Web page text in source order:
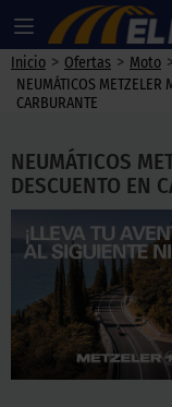
Inicio > Ofertas > Moto
NEUMÁTICOS METZELER
CARBURANTE
NEUMÁTICOS
DESCUENTO EN